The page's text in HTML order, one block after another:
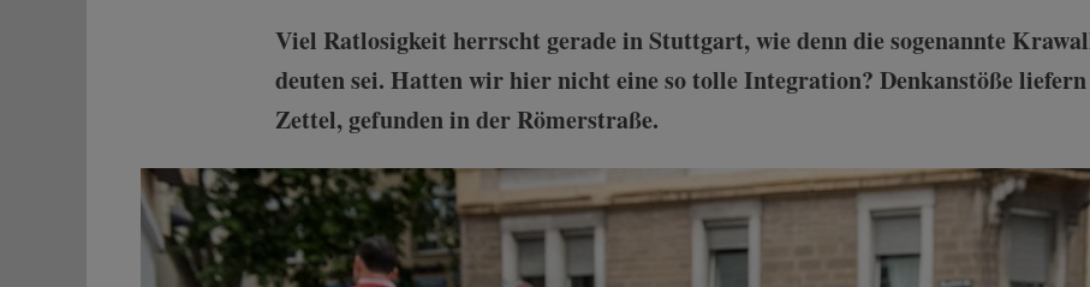
Viel Ratlosigkeit herrscht gerade in Stuttgart, wie denn die sogenannte
deuten sei. Hatten wir hier nicht eine so tolle Integration? Denkanstöße
Zettel, gefunden in der Römerstraße.